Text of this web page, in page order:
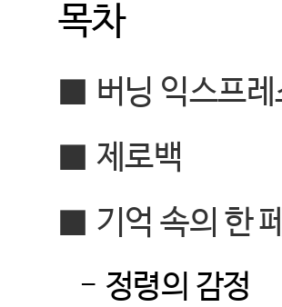
목차
■ 버닝 익스프
■ 제로백
■ 기억 속의 한
- 정령의 감정